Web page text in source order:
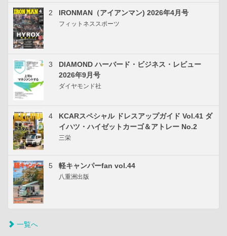
2 IRONMAN（アイアンマン) 2026年4月号
フィットネススポーツ
3
DIAMOND ハーバード・ビジネス・レビュー
2026年9月号
ダイヤモンド社
4
KCARスペシャル ドレスアップガイド Vol.41 ダ
イハツ・ハイゼットカーゴ＆アトレー No.2
三栄
5 軽キャンパーfan vol.44
八重洲出版
一覧へ